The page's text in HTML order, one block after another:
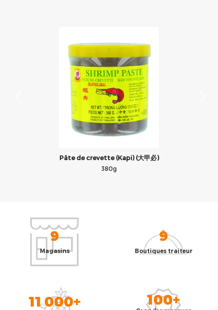
Pâte de crevette (Kapi) (大甲必)
380g
9
Magasins
9
Boutiques traiteur
11 000+ 100+